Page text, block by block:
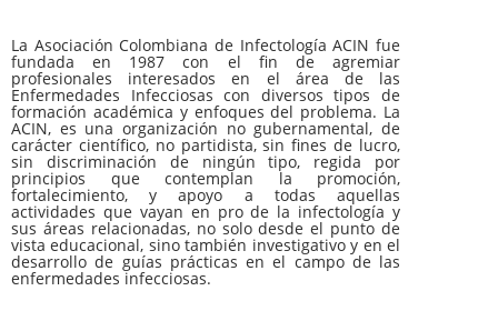
La Asociación Colombiana de Infectología ACIN fue
fundada en 1987 con el fin de agremiar
profesionales interesados en el área de las
Enfermedades Infecciosas con diversos tipos de
formación académica y enfoques del problema. La
ACIN, es una organización no gubernamental, de
carácter científico, no partidista, sin fines de lucro,
sin discriminación de ningún tipo, regida por
principios que contemplan la promoción,
fortalecimiento, y apoyo a todas aquellas
actividades que vayan en pro de la infectología y
sus áreas relacionadas, no solo desde el punto de
vista educacional, sino también investigativo y en el
desarrollo de guías prácticas en el campo de las
enfermedades infecciosas.